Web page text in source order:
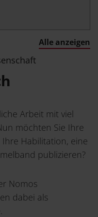
Alle anzeigen
Arbeit mit viel
möchten Sie Ihre
Habilitation, eine
publizieren?
Nomos
dabei als